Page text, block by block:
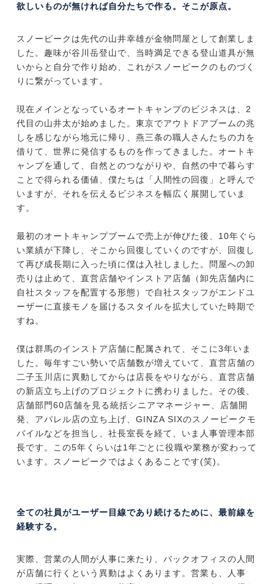
欲しいものが無ければ自分たちで作る。そこが原点。
スノーピークは先代の山井幸雄が金物問屋として創業しま
した。趣味が谷川岳登山で、当時満足できる登山道具が無
いからと自分で作り始め、これがスノーピークのものづく
りに繋がっています。
現在メインとなっているオートキャンプのビジネスは、2
代目の山井太が始めました。東京でアウトドアブームの兆
しを感じながら地元に帰り、燕三条の職人さんたちの力を
借りて、世界に発信するものを作ってきました。オートキ
ャンプを通して、自然とのつながりや、自然の中で暮らす
ことで得られる価値、僕たちは「人間性の回復」と呼んで
いますが、それを伝えるビジネスを幅広く展開していま
す。
最初のオートキャンプブームで売上が伸びた後、10年ぐら
い業績が下降し、そこから回復していくのですが、回復し
て再び成長期に入った頃に僕は入社しました。問屋への卸
売りは止めて、直営店舗やインストア店舗（卸先店舗内に
自社スタッフを配置する形態）で自社スタッフがエンドユ
ーザーに直接モノを届けるスタイルを拡大していた時期で
すね。
僕は群馬のインストア店舗に配属されて、そこに3年いま
した。毎年すごい勢いで店舗数が増えていて、直営店舗の
二子玉川店に異動してからは店長をやりながら、直営店舗
の新店立ち上げのプロジェクトに携わりました。その後、
店舗部門60店舗を見る統括シニアマネージャー、店舗開
発、アパレル店の立ち上げ、GINZA SIXのスノーピークモ
バイルなどを担当し、社長室長を経て、いま人事管理本部
長です。この5年くらいは1年ごとに役職や業務が変わって
います。スノーピークではよくあることです(笑)。
全ての社員がユーザー目線であり続けるために、最前線を
経験する。
実際、営業の人間が人事に来たり、バックオフィスの人間
が店舗に行くという異動はよくあります。営業も、人事